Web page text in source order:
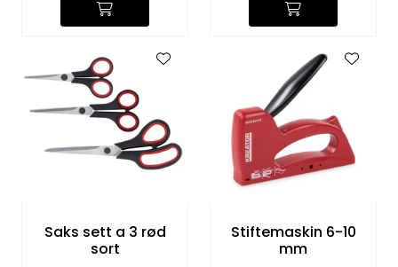
Saks sett a 3 rød
sort
Stiftemaskin 6-10
mm